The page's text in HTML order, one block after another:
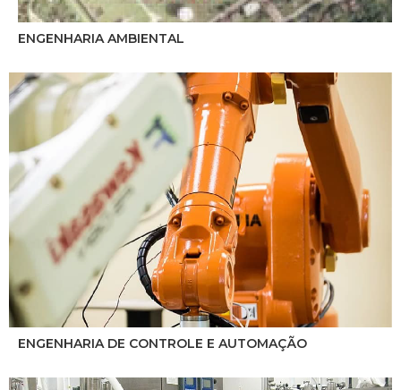
ENGENHARIA AMBIENTAL
ENGENHARIA DE CONTROLE E AUTOMAÇÃO